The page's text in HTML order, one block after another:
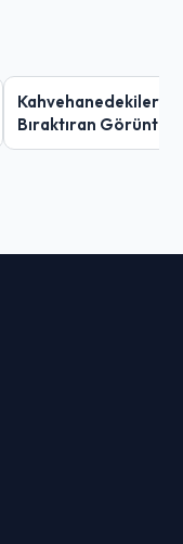
Kahvehanedekiler
Bıraktıran Görüntü!